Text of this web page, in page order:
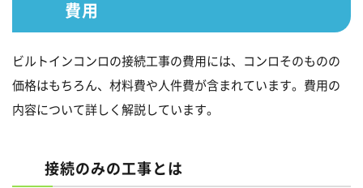
費用
ビルトインコンロの接続工事の費用には、コンロそのものの
価格はもちろん、材料費や人件費が含まれています。費用の
内容について詳しく解説しています。
接続のみの工事とは